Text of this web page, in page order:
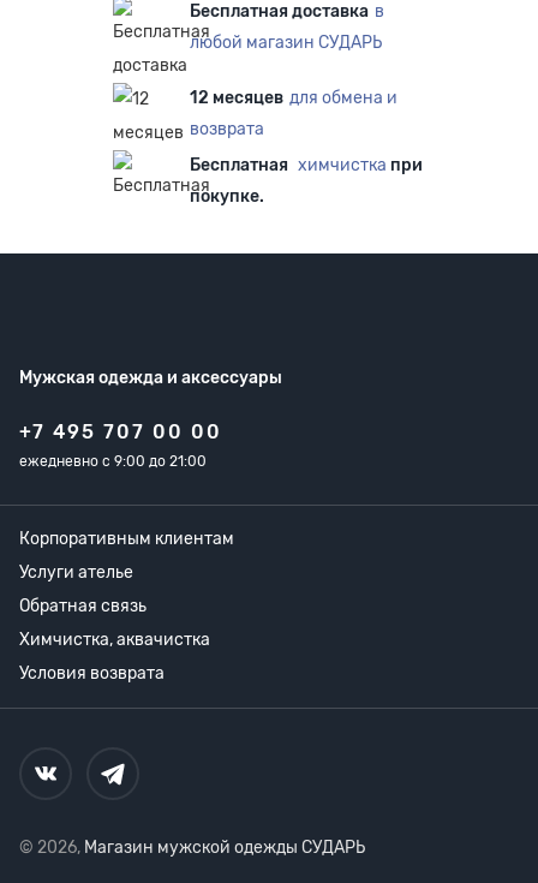
Бесплатная доставка в
любой магазин СУДАРЬ
12 месяцев для обмена и
возврата
Бесплатная химчистка при
покупке.
Мужская одежда и аксессуары
+7 495 707 00 00
ежедневно с 9:00 до 21:00
Корпоративным клиентам
Услуги ателье
Обратная связь
Химчистка, аквачистка
Условия возврата
© 2026, Магазин мужской одежды СУДАРЬ